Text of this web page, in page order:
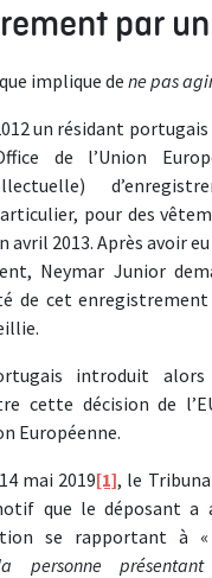
par
implique de ne pas
un résidant
de l’Union
pour des
2013. Après avoir
Neymar Junior
de cet
introduit
cette décision de
Européenne.
mai 2019[1], le
que le déposant a
se rapportant à «
personne